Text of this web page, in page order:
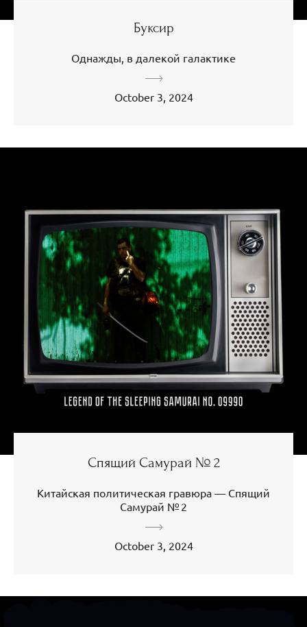
Буксир
Однажды, в далекой галактике
October 3, 2024
Спящий Самурай № 2
Китайская политическая гравюра — Спящий
Самурай № 2
October 3, 2024